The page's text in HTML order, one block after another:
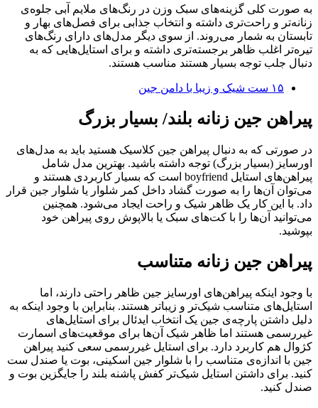
به صورت کلی گزینه‌های سبک وزن در رنگ‌های ملایم آبی جلوه‌ی
زنانه‌تر و راحت‌تری داشته و انتخاب جذابی برای فصل‌های بهار و
تابستان به شمار می‌روند. از سوی دیگر مدل‌های دارای رنگ‌های
تیره‌تر اغلب ظاهر برجسته‌تری داشته و برای استایل‌هایی که به
دنبال جلب توجه بسیار هستند مناسب هستند.
۱۵ ست شیک و زیبا با دامن جین
پیراهن جین زنانه بلند/ بسیار بزرگ
در صورتی که به دنبال پیراهن جین کلاسیک هستید باید به مدل‌های
اورسایز (بسیار بزرگ) توجه داشته باشید. بهترین مدل شامل
پیراهن‌های استایل boyfriend است که بسیار کاربردی هستند و
می‌توان آن‌ها را به صورت گشاد داخل کمر شلوار یا شلوار جین قرار
داد. با این کار یک ظاهر شیک و راحت ایجاد می‌شود. همچنین
می‌توانید آن‌ها را با کت‌های سبک یا بالاپوش روی پیراهن خود
بپوشید.
پیراهن جین زنانه متناسب
با وجود اینکه پیراهن‌های اورسایز جین ظاهر راحتی دارند، اما
استایل‌های متناسب شیک‌تر و زیباتر هستند. بنابراین با وجود اینکه به
دلیل داشتن پارچه‌ی جین یک انتخاب ایدئال برای استایل‌های
غیررسمی هستند اما ظاهر شیک آن‌ها برای موقعیت‌های اسمارت
کژوال هم کاربرد دارد. برای استایل غیررسمی سعی کنید پیراهن
جین با اندازه‌ی متناسب را با شلوار جین اسکینی، بوت یا صندل ست
کنید. برای داشتن استایل شیک‌تر کفش پاشنه بلند را جایگزین بوت و
صندل کنید.